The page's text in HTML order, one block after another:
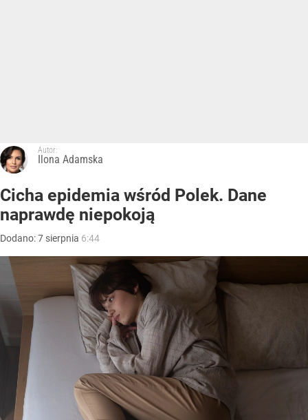
Autor:
Ilona Adamska
Cicha epidemia wśród Polek. Dane
naprawdę niepokoją
Dodano:7 sierpnia 6:44